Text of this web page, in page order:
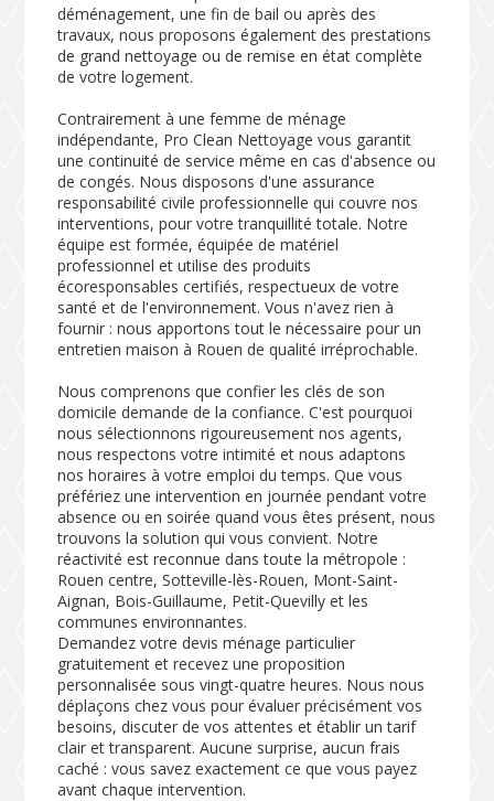
déménagement, une fin de bail ou après des
travaux, nous proposons également des prestations
de grand nettoyage ou de remise en état complète
de votre logement.
Contrairement à une femme de ménage
indépendante, Pro Clean Nettoyage vous garantit
une continuité de service même en cas d'absence ou
de congés. Nous disposons d'une assurance
responsabilité civile professionnelle qui couvre nos
interventions, pour votre tranquillité totale. Notre
équipe est formée, équipée de matériel
professionnel et utilise des produits
écoresponsables certifiés, respectueux de votre
santé et de l'environnement. Vous n'avez rien à
fournir : nous apportons tout le nécessaire pour un
entretien maison à Rouen de qualité irréprochable.
Nous comprenons que confier les clés de son
domicile demande de la confiance. C'est pourquoi
nous sélectionnons rigoureusement nos agents,
nous respectons votre intimité et nous adaptons
nos horaires à votre emploi du temps. Que vous
préfériez une intervention en journée pendant votre
absence ou en soirée quand vous êtes présent, nous
trouvons la solution qui vous convient. Notre
réactivité est reconnue dans toute la métropole :
Rouen centre, Sotteville-lès-Rouen, Mont-Saint-
Aignan, Bois-Guillaume, Petit-Quevilly et les
communes environnantes.
Demandez votre devis ménage particulier
gratuitement et recevez une proposition
personnalisée sous vingt-quatre heures. Nous nous
déplaçons chez vous pour évaluer précisément vos
besoins, discuter de vos attentes et établir un tarif
clair et transparent. Aucune surprise, aucun frais
caché : vous savez exactement ce que vous payez
avant chaque intervention.